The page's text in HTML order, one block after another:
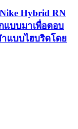
Hybrid RN
แบบมาเพื่อตอบ
แบบไฮบริดโดย